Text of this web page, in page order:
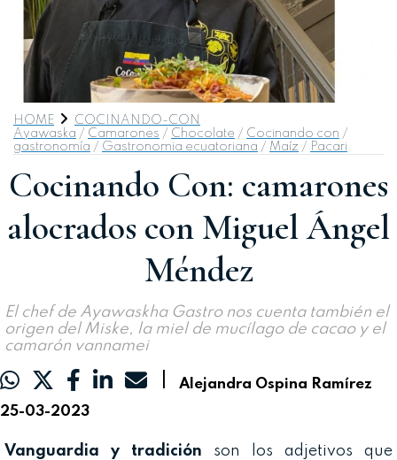
HOME
COCINANDO-CON
Ayawaska / Camarones / Chocolate / Cocinando con /
gastronomía / Gastronomia ecuatoriana / Maíz / Pacari
Cocinando Con: camarones
alocrados con Miguel Ángel
Méndez
El chef de Ayawaskha Gastro nos cuenta también el
origen del Miske, la miel de mucílago de cacao y el
camarón vannamei
Alejandra Ospina Ramírez
25-03-2023
Vanguardia y tradición son los adjetivos que